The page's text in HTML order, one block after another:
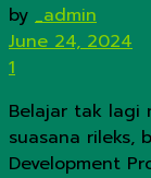
by _admin
June 24, 2024
1
Belajar tak lagi
suasana rileks,
Development